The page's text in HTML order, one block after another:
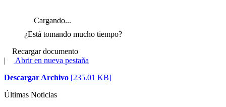
Cargando...
¿Está tomando mucho tiempo?
Recargar documento
|
Abrir en nueva pestaña
Descargar Archivo [235.01 KB]
Últimas Noticias